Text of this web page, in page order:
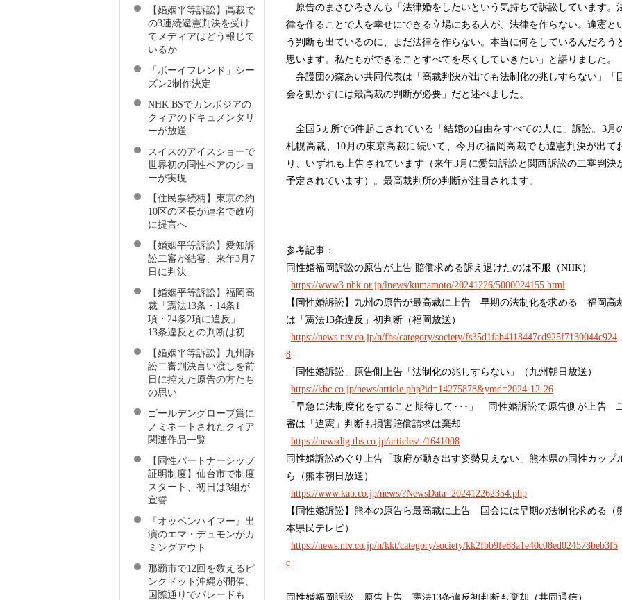
原告のまさひろさんも「法律婚をしたいという気持ちで訴訟しています。
律を作ることで人を幸せにできる立場にある人が、法律を作らない。違憲と
う判断も出ているのに、まだ法律を作らない。本当に何をしているんだろう
思います。私たちができることすべてを尽くしていきたい」と語りました。
弁護団の森あい共同代表は「高裁判決が出ても法制化の兆しすらない」「
会を動かすには最高裁の判断が必要」だと述べました。
全国5ヵ所で6件起こされている「結婚の自由をすべての人に」訴訟。3月
札幌高裁、10月の東京高裁に続いて、今月の福岡高裁でも違憲判決が出て
り、いずれも上告されています（来年3月に愛知訴訟と関西訴訟の二審判決
予定されています）。最高裁判所の判断が注目されます。
参考記事：
同性婚福岡訴訟の原告が上告 賠償求める訴え退けたのは不服（NHK）
https://www3.nhk.or.jp/lnews/kumamoto/20241226/5000024155.html
【同性婚訴訟】九州の原告が最高裁に上告 早期の法制化を求める 福岡高
は「憲法13条違反」初判断（福岡放送）
https://news.ntv.co.jp/n/fbs/category/society/fs35d1fab4118447cd925f7130044c924
8
「同性婚訴訟」原告側上告「法制化の兆しすらない」（九州朝日放送）
https://kbc.co.jp/news/article.php?id=14275878&ymd=2024-12-26
「早急に法制度化をすること期待して･･･」 同性婚訴訟で原告側が上告
審は「違憲」判断も損害賠償請求は棄却
https://newsdig.tbs.co.jp/articles/-/1641008
同性婚訴訟めぐり上告「政府が動き出す姿勢見えない」熊本県の同性カップ
ら（熊本朝日放送）
https://www.kab.co.jp/news/?NewsData=202412262354.php
【同性婚訴訟】熊本の原告ら最高裁に上告 国会には早期の法制化求める（
本県民テレビ）
https://news.ntv.co.jp/n/kkt/category/society/kk2fbb9fe88a1e40c08ed024578beb3f5
c
同性婚福岡訴訟、原告上告 憲法13条違反初判断も棄却（共同通信）
【婚姻平等訴訟】高裁で
の3連続違憲判決を受け
てメディアはどう報じて
いるか
「ボーイフレンド」シー
ズン2制作決定
NHK BSでカンボジアの
クィアのドキュメンタリ
ーが放送
スイスのアイスショーで
世界初の同性ペアのショ
ーが実現
【住民票続柄】東京の約
10区の区長が連名で政府
に提言へ
【婚姻平等訴訟】愛知訴
訟二審が結審、来年3月7
日に判決
【婚姻平等訴訟】福岡高
裁「憲法13条・14条1
項・24条2項に違反」
13条違反との判断は初
【婚姻平等訴訟】九州訴
訟二審判決言い渡しを前
日に控えた原告の方たち
の思い
ゴールデングローブ賞に
ノミネートされたクィア
関連作品一覧
【同性パートナーシップ
証明制度】仙台市で制度
スタート、初日は3組が
宣誓
『オッペンハイマー』出
演のエマ・デュモンがカ
ミングアウト
那覇市で12回を数えるピ
ンクドット沖縄が開催、
国際通りでパレードも